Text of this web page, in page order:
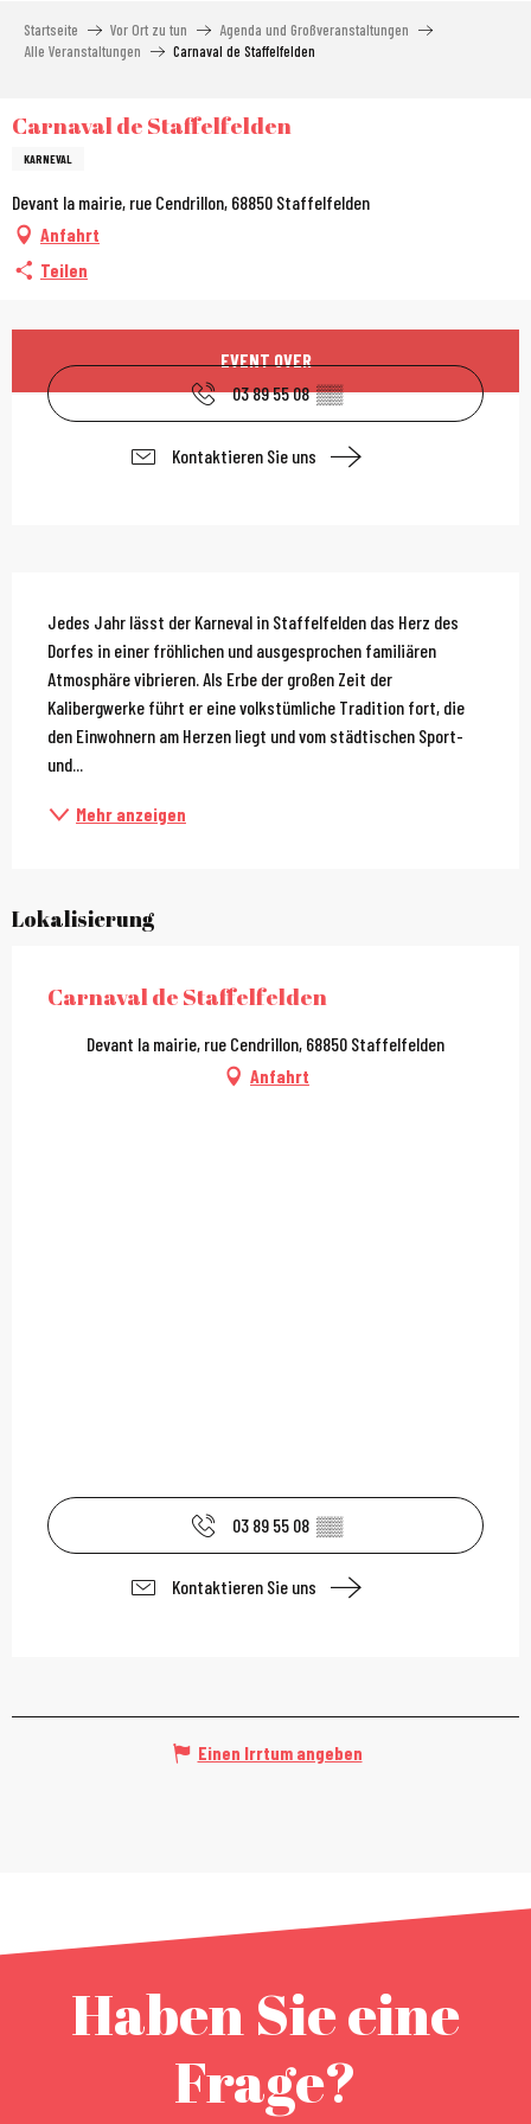
Startseite Vor Ort zu tun
Agenda und Großveranstaltungen
Alle Veranstaltungen
Carnaval de Staffelfelden
Carnaval de Staffelfelden
KARNEVAL
Devant la mairie, rue Cendrillon, 68850 Staffelfelden
Anfahrt
Teilen
Öffnungszeiten &
EVENT OVER
03 89 55 08▒▒
Kontaktieren Sie uns
Beschreibung
Jedes Jahr lässt der Karneval in Staffelfelden das Herz des
Dorfes in einer fröhlichen und ausgesprochen familiären
Atmosphäre vibrieren. Als Erbe der großen Zeit der
Kalibergwerke führt er eine volkstümliche Tradition fort, die
den Einwohnern am Herzen liegt und vom städtischen Sport-
und...
Mehr anzeigen
Lokalisierung
Carnaval de Staffelfelden
Devant la mairie, rue Cendrillon, 68850 Staffelfelden
Anfahrt
03 89 55 08 ▒▒
Kontaktieren Sie uns
Einen Irrtum angeben
Haben Sie eine
Frage?